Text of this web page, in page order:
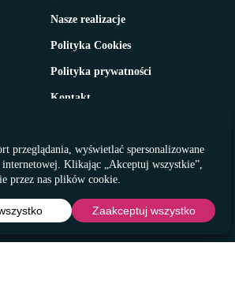
Nasze realizacje
Polityka Cookies
Polityka prywatności
Kontakt